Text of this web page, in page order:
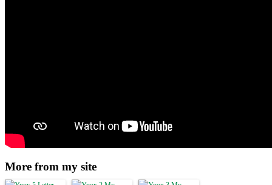
More from my site